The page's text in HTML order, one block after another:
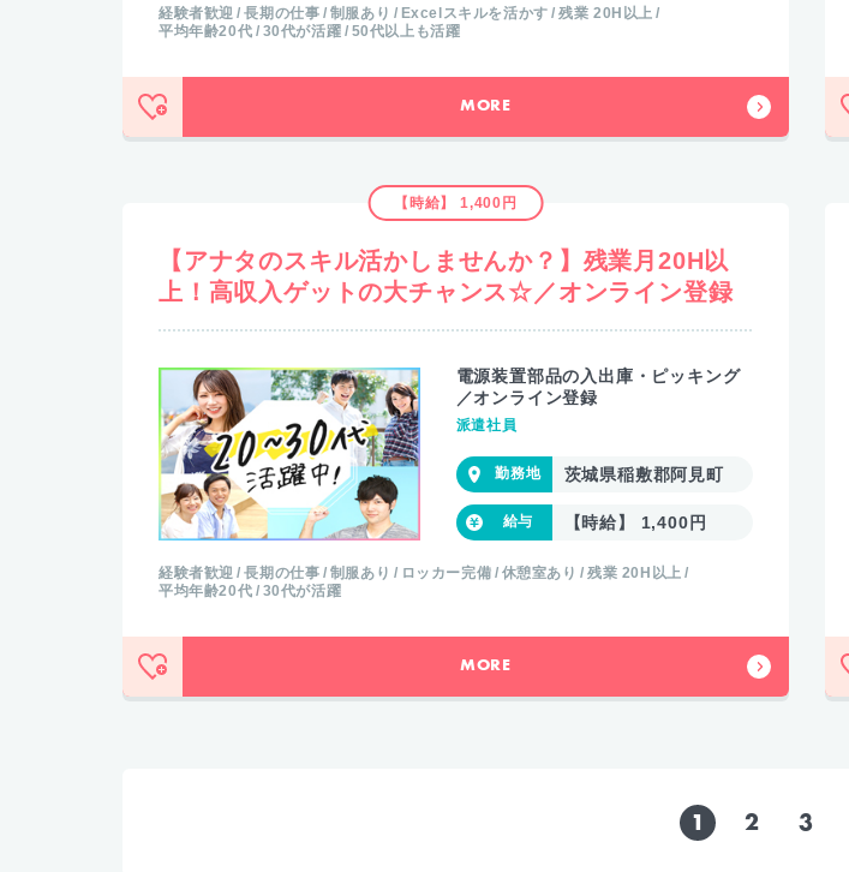
経験者歓迎 長期の仕事 制服あり Excelスキルを活かす
残業 20H以上
平均年齢20代
30代が活躍 50代以上も活躍
MORE
【時給】 1,400円
【アナタのスキル活かしませんか？】残業月20H以
上！高収入ゲットの大チャンス☆／オンライン登録
電源装置部品の入出庫・ピッキング
／オンライン登録
派遣社員
茨城県稲敷郡阿見町
【時給】 1,400円
経験者歓迎 長期の仕事 制服あり ロッカー完備 休憩室あり
残業 20H以上
平均年齢20代
30代が活躍
MORE
1 2 3